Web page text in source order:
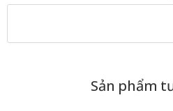
Sản phẩm